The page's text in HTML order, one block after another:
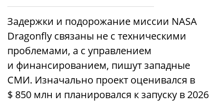
Задержки и подорожание миссии NASA
Dragonfly связаны не с техническими
проблемами, а с управлением
и финансированием, пишут западные
СМИ. Изначально проект оценивался в
$ 850 млн и планировался к запуску в 2026